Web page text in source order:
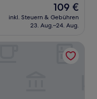
Der
Preis
beträgt
109 €
inkl. Steuern & Gebühren
23. Aug.–24. Aug.